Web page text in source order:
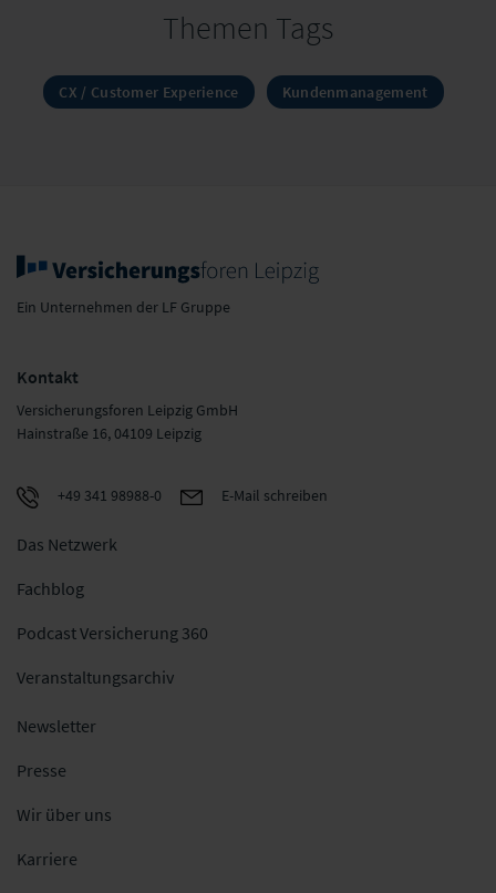
Themen Tags
CX / Customer Experience Kundenmanagement
Ein Unternehmen der LF Gruppe
Kontakt
Versicherungsforen Leipzig GmbH
Hainstraße 16, 04109 Leipzig
+49 341 98988-0 E-Mail schreiben
Das Netzwerk
Fachblog
Podcast Versicherung 360
Veranstaltungsarchiv
Newsletter
Presse
Wir über uns
Karriere